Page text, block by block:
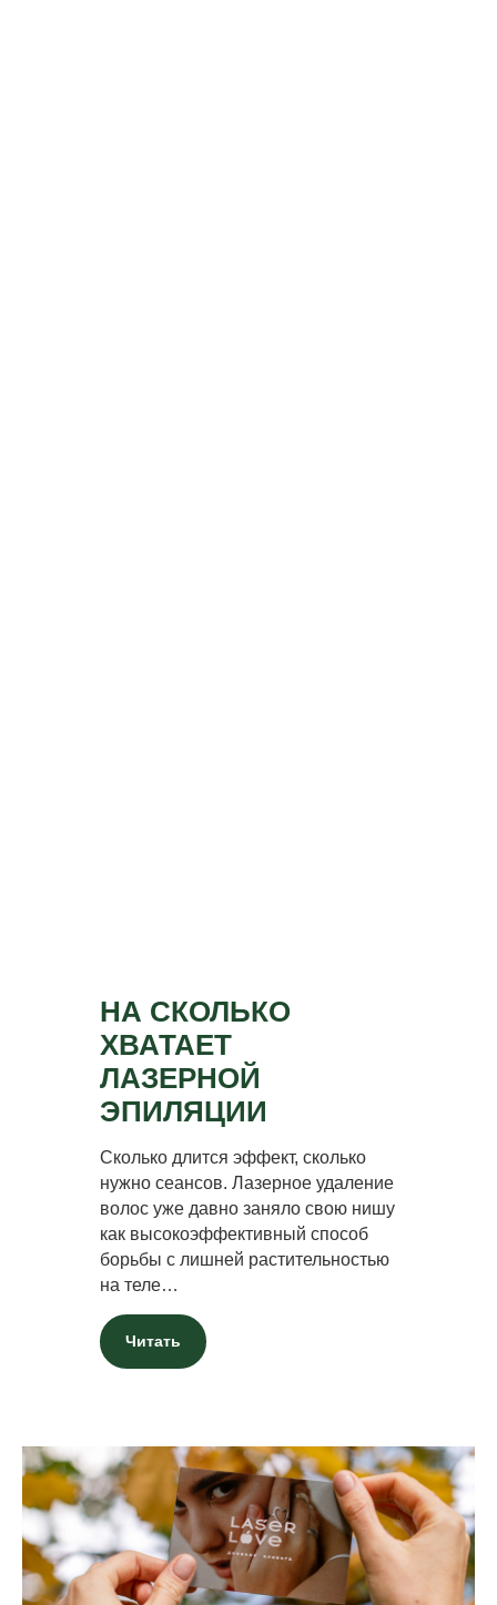
НА СКОЛЬКО
ХВАТАЕТ
ЛАЗЕРНОЙ
ЭПИЛЯЦИИ
Сколько длится эффект, сколько
нужно сеансов. Лазерное удаление
волос уже давно заняло свою нишу
как высокоэффективный способ
борьбы с лишней растительностью
на теле…
Читать